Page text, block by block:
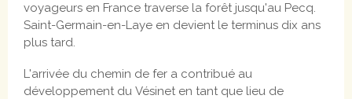
voyageurs en France traverse la forêt jusqu'au Pecq.
Saint-Germain-en-Laye en devient le terminus dix ans
plus tard.
L'arrivée du chemin de fer a contribué au
développement du Vésinet en tant que lieu de